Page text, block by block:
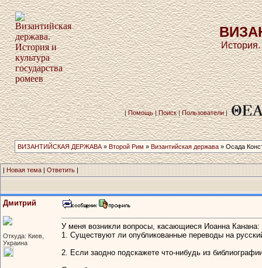
|Помощь|Поиск|Пользователи|
ВИЗАНТИЙСКАЯ ДЕРЖАВА» Второй Рим » Византийская держава» Осада
| Новая тема|Ответить |
Дмитрий
Откуда: Киев,
Украина
У меня возникли вопросы, касающиеся Иоанна Канана:
1. Существуют ли опубликованные переводы на
2. Если заодно подскажете что-нибудь из